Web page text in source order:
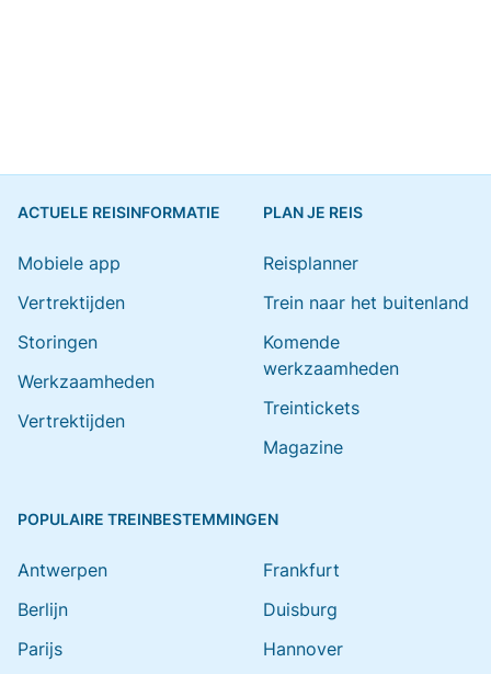
ACTUELE REISINFORMATIE
Mobiele app
Vertrektijden
Storingen
Werkzaamheden
Vertrektijden
PLAN JE REIS
Reisplanner
Trein naar het buitenland
Komende
werkzaamheden
Treintickets
Magazine
POPULAIRE TREINBESTEMMINGEN
Antwerpen
Berlijn
Parijs
Frankfurt
Duisburg
Hannover